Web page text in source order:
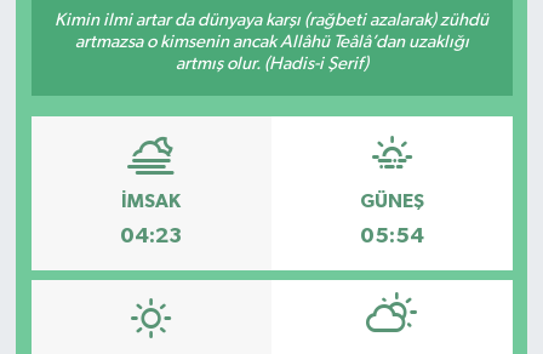
Kimin ilmi artar da dünyaya karşı (rağbeti azalarak) zühdü
artmazsa o kimsenin ancak Allâhü Teâlâ’dan uzaklığı
artmış olur. (Hadis-i Şerif)
İMSAK
04:23
GÜNEŞ
05:54